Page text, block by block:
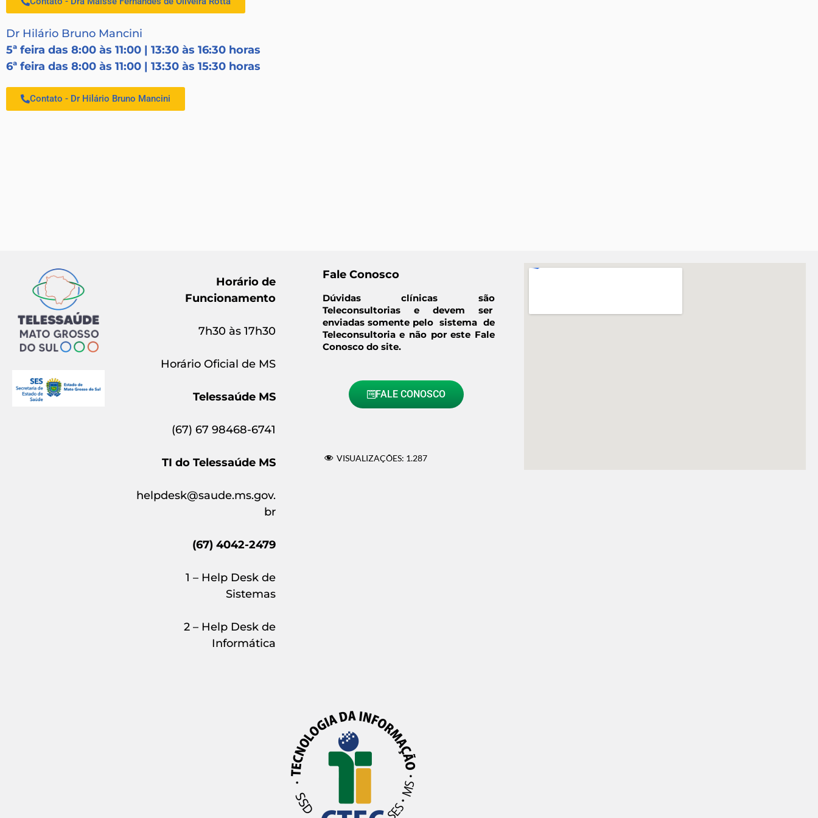
Dr Hilário Bruno Mancini
5ª feira das 8:00 às 11:00 | 13:30 às 16:30 horas
6ª feira das 8:00 às 11:00 | 13:30 às 15:30 horas
Contato - Dr Hilário Bruno Mancini
Horário de
Funcionamento
7h30 às 17h30
Horário Oficial de MS
Telessaúde MS
(67) 67 98468-6741
TI do Telessaúde MS
helpdesk@saude.ms.gov.
br
(67) 4042-2479
1 – Help Desk de
Sistemas
2 – Help Desk de
Informática
Fale Conosco
Dúvidas clínicas são
Teleconsultorias e devem ser
enviadas somente pelo sistema de
Teleconsultoria e não por este Fale
Conosco do site.
FALE CONOSCO
VISUALIZAÇÕES: 1.287